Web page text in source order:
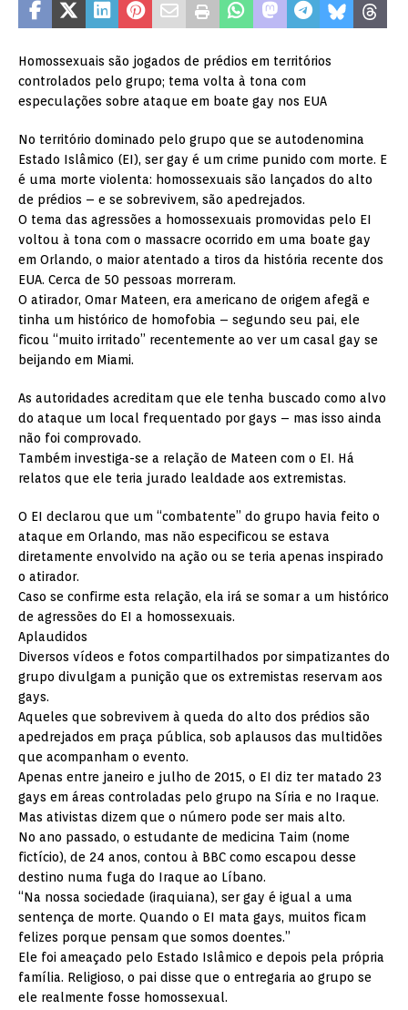
Homossexuais são jogados de prédios em territórios
controlados pelo grupo; tema volta à tona com
especulações sobre ataque em boate gay nos EUA
No território dominado pelo grupo que se autodenomina
Estado Islâmico (EI), ser gay é um crime punido com morte. E
é uma morte violenta: homossexuais são lançados do alto
de prédios – e se sobrevivem, são apedrejados.
O tema das agressões a homossexuais promovidas pelo EI
voltou à tona com o massacre ocorrido em uma boate gay
em Orlando, o maior atentado a tiros da história recente dos
EUA. Cerca de 50 pessoas morreram.
O atirador, Omar Mateen, era americano de origem afegã e
tinha um histórico de homofobia – segundo seu pai, ele
ficou “muito irritado” recentemente ao ver um casal gay se
beijando em Miami.
As autoridades acreditam que ele tenha buscado como alvo
do ataque um local frequentado por gays – mas isso ainda
não foi comprovado.
Também investiga-se a relação de Mateen com o EI. Há
relatos que ele teria jurado lealdade aos extremistas.
O EI declarou que um “combatente” do grupo havia feito o
ataque em Orlando, mas não especificou se estava
diretamente envolvido na ação ou se teria apenas inspirado
o atirador.
Caso se confirme esta relação, ela irá se somar a um histórico
de agressões do EI a homossexuais.
Aplaudidos
Diversos vídeos e fotos compartilhados por simpatizantes do
grupo divulgam a punição que os extremistas reservam aos
gays.
Aqueles que sobrevivem à queda do alto dos prédios são
apedrejados em praça pública, sob aplausos das multidões
que acompanham o evento.
Apenas entre janeiro e julho de 2015, o EI diz ter matado 23
gays em áreas controladas pelo grupo na Síria e no Iraque.
Mas ativistas dizem que o número pode ser mais alto.
No ano passado, o estudante de medicina Taim (nome
fictício), de 24 anos, contou à BBC como escapou desse
destino numa fuga do Iraque ao Líbano.
“Na nossa sociedade (iraquiana), ser gay é igual a uma
sentença de morte. Quando o EI mata gays, muitos ficam
felizes porque pensam que somos doentes.”
Ele foi ameaçado pelo Estado Islâmico e depois pela própria
família. Religioso, o pai disse que o entregaria ao grupo se
ele realmente fosse homossexual.